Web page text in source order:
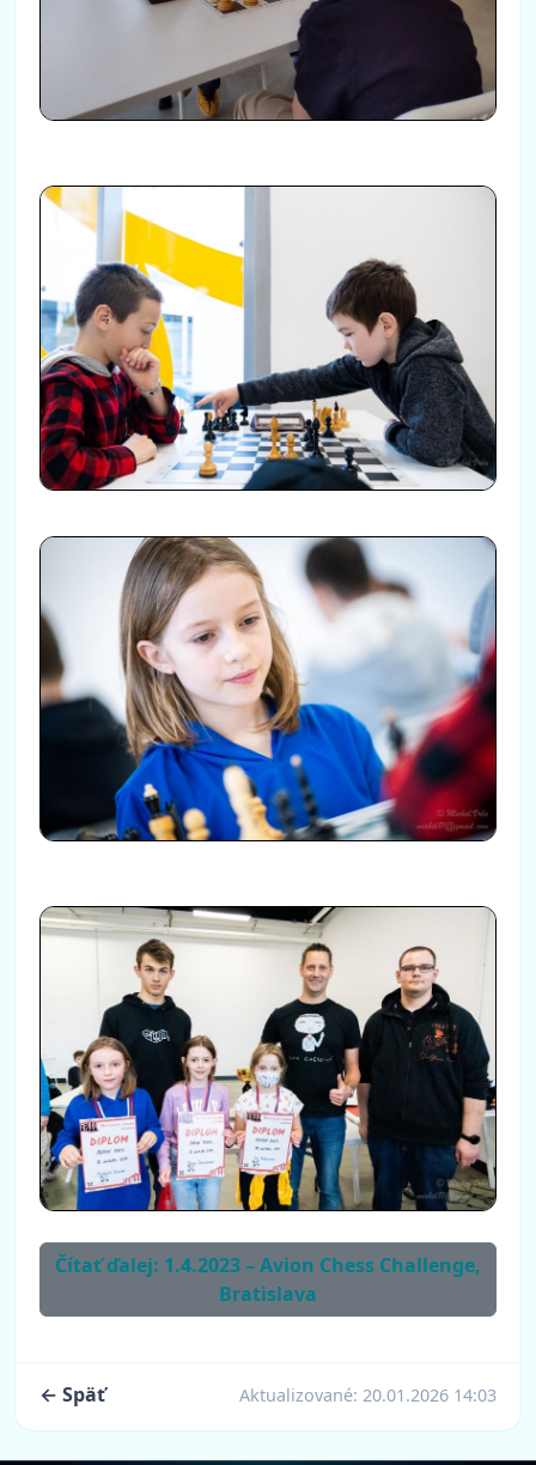
Čítať ďalej: 1.4.2023 – Avion Chess Challenge,
Bratislava
← Späť Aktualizované: 20.01.2026 14:03